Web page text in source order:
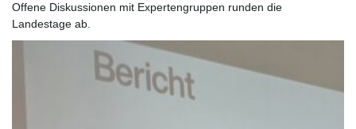
Offene Diskussionen mit Expertengruppen runden die
Landestage ab.